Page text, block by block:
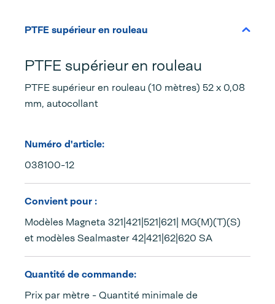
PTFE supérieur en rouleau
PTFE supérieur en rouleau
PTFE supérieur en rouleau (10 mètres) 52 x 0,08
mm, autocollant
Numéro d'article:
038100-12
Convient pour :
Modèles Magneta 321|421|521|621| MG(M)(T)(S)
et modèles Sealmaster 42|421|62|620 SA
Quantité de commande:
Prix par mètre - Quantité minimale de